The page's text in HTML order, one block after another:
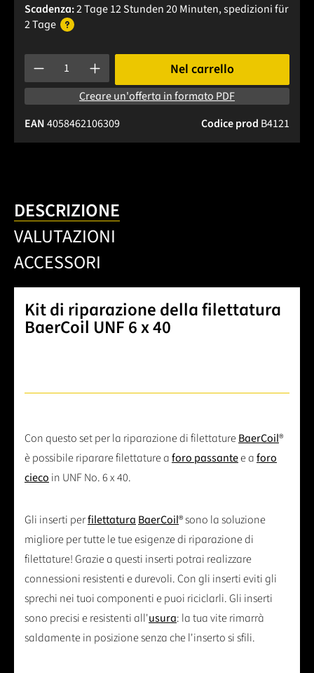
Scadenza:2 Tage 12 Stunden 20 Minuten, spedizionifür
2 Tage
Quantità del prodotto: inserisci la quantità desiderata o
Nel carrello
Creare un'offerta in formato PDF
Codice prod B4121
EAN4058462106309
DESCRIZIONE
VALUTAZIONI
ACCESSORI
Kit di riparazione della filettatura
BaerCoil UNF 6 x 40
Con questo set per la riparazione di filettatureBaerCoil®
è possibile riparare filettature aforo passantee aforo
cieco in UNF No. 6 x 40.
Gli inserti perfilettatura BaerCoil® sono la soluzione
migliore per tutte le tue esigenze di riparazione di
filettature! Grazie a questi inserti potrai realizzare
connessioni resistenti e durevoli. Con gli inserti eviti gli
sprechi nei tuoi componenti e puoi riciclarli. Gli inserti
sono precisi e resistenti all'usura: la tua vite rimarrà
saldamente in posizione senza che l'inserto si sfili.